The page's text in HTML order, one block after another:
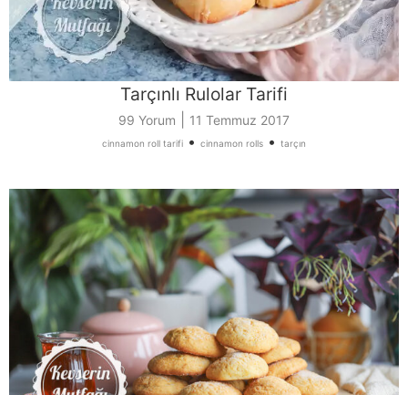
Tarçınlı Rulolar Tarifi
99 Yorum 11 Temmuz 2017
cinnamon roll tarifi • cinnamon rolls • tarçın